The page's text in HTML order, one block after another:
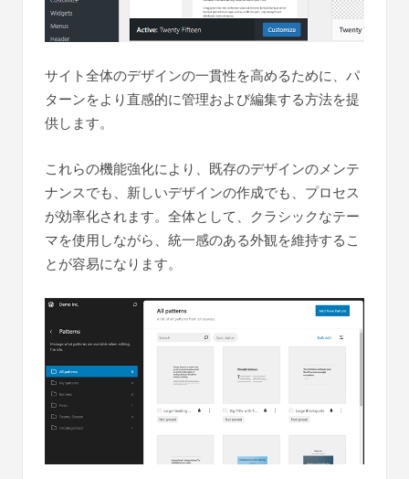
サイト全体のデザインの一貫性を高めるために、パ
ターンをより直感的に管理および編集する方法を提
供します。
これらの機能強化により、既存のデザインのメンテ
ナンスでも、新しいデザインの作成でも、プロセス
が効率化されます。全体として、クラシックなテー
マを使用しながら、統一感のある外観を維持するこ
とが容易になります。